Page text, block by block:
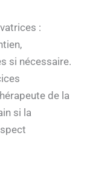
:
si nécessaire.
de la
si la